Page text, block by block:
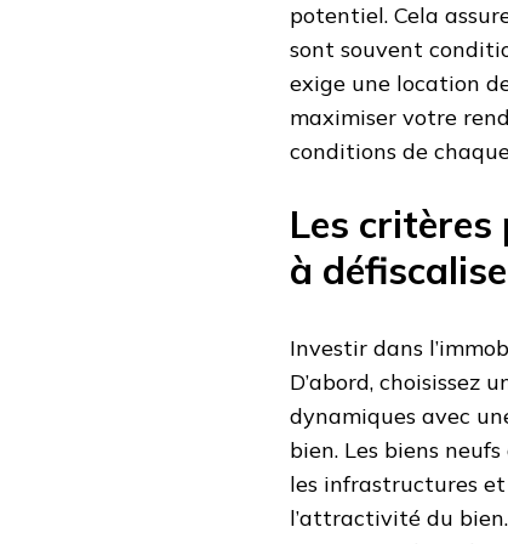
potentiel. Cela
sont souvent
exige une location
maximiser votre
conditions de
Les
à
Investir dans
D’abord, choisissez
dynamiques avec
bien. Les biens
les infrastructures
l’attractivité du